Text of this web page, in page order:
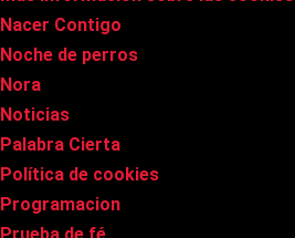
Nacer Contigo
Noche de perros
Nora
Noticias
Palabra Cierta
Política de cookies
Programacion